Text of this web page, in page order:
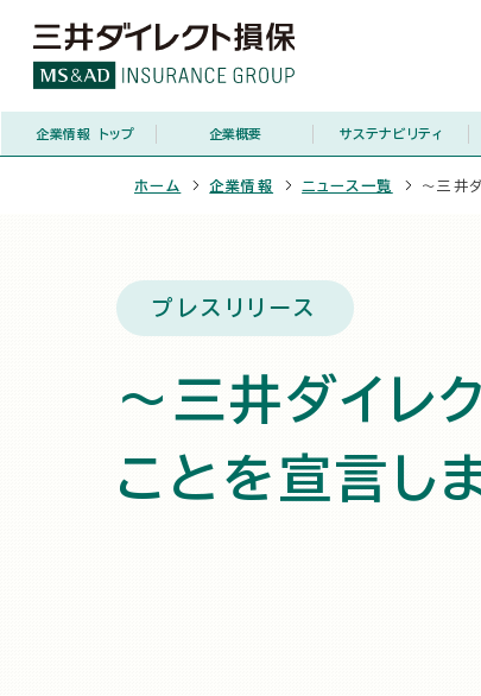
企業情報 トップ 企業概要 サステナビリティ
ホーム 企業情報 ニュース一覧 ～三井
プレスリリース
～三井ダイレ
ことを宣言し